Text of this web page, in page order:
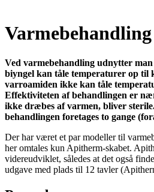
Varmebehandling
Ved varmebehandling udnytter
biyngel kan tåle temperaturer op til
varroamiden ikke kan tåle
Effektiviteten af behandlingen er
ikke dræbes af varmen, bliver
behandlingen foretages to gange
Der har været et par modeller til
her omtales kun Apitherm-skabet.
videreudviklet, således at det også
udgave med plads til 12 tavler